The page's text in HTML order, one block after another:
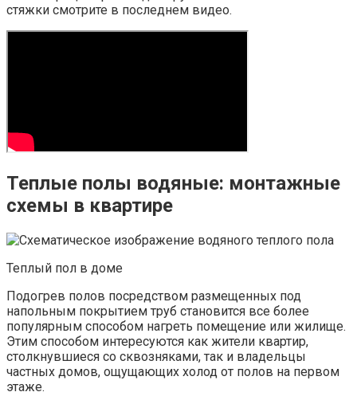
стяжки смотрите в последнем видео.
Теплые полы водяные: монтажные
схемы в квартире
Теплый пол в доме
Подогрев полов посредством размещенных под
напольным покрытием труб становится все более
популярным способом нагреть помещение или жилище.
Этим способом интересуются как жители квартир,
столкнувшиеся со сквозняками, так и владельцы
частных домов, ощущающих холод от полов на первом
этаже.